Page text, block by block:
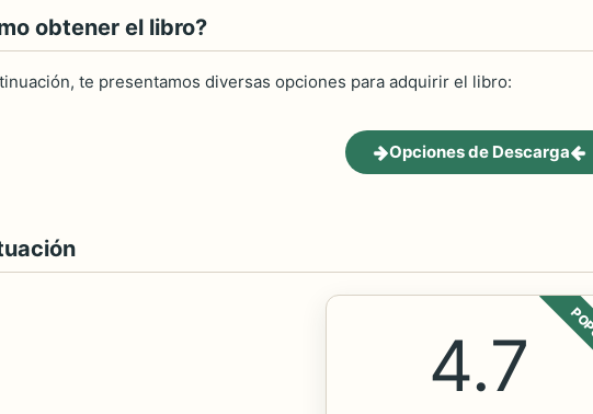
obtener el libro?
te presentamos diversas opciones para adquirir el libro:
Opciones de Descarga
4.7